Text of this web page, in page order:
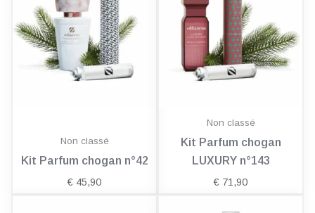
Non classé
Kit Parfum chogan n°42
€ 45,90
Non classé
Kit Parfum chogan
LUXURY n°143
€ 71,90